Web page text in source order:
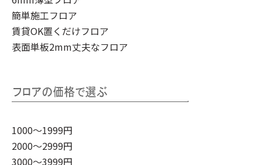
簡単施工フロア
賃貸OK置くだけフロア
表面単板2mm丈夫なフロア
1000～1999円
2000～2999円
3000～3999円